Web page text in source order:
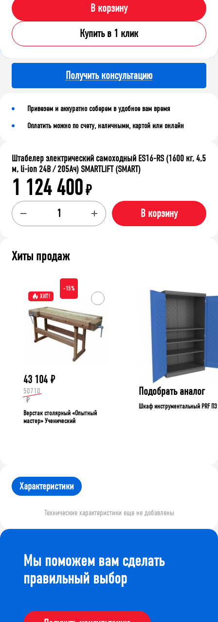
В корзину
Купить в 1 клик
Получить консультацию
Привезем и аккуратно соберем в удобное вам время
Оплатить можно по счету, наличными, картой или онлайн
Штабелер электрический самоходный ES16-RS (1600 кг, 4,5
м, li-ion 24В / 205Ач) SMARTLIFT (SMART)
1 124 400₽
В корзину
Хиты продаж
ХИТ!
-15%
43 104 ₽
50710
₽
Верстак столярный «Опытный
мастер» Ученический
Подобрать аналог
Шкаф инструментальный PRF П3
Характеристики
Технические характеристики еще не добавлены
Мы поможем вам сделать
правильный выбор